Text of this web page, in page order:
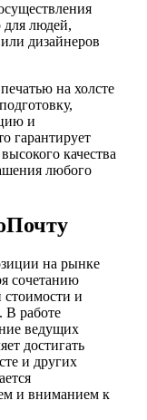
для людей,
дизайнеров
на холсте
и
гарантирует
качества
любого
на рынке
сочетанию
стоимости и
В работе
ведущих
достигать
и других
и вниманием к